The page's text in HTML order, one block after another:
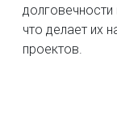
что делает их
проектов.